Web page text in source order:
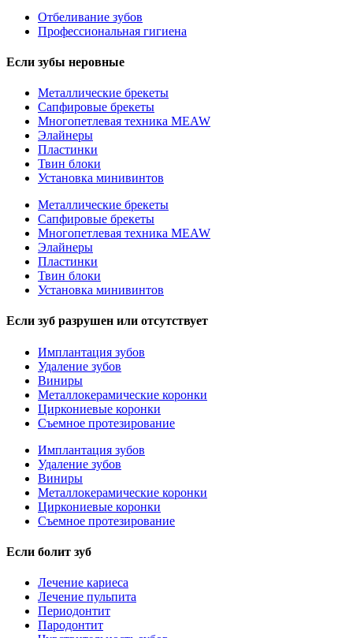
Отбеливание зубов
Профессиональная гигиена
Если зубы неровные
Металлические брекеты
Сапфировые брекеты
Многопетлевая техника MEAW
Элайнеры
Пластинки
Твин блоки
Установка минивинтов
Металлические брекеты
Сапфировые брекеты
Многопетлевая техника MEAW
Элайнеры
Пластинки
Твин блоки
Установка минивинтов
Если зуб разрушен или отсутствует
Имплантация зубов
Удаление зубов
Виниры
Металлокерамические коронки
Циркониевые коронки
Съемное протезирование
Имплантация зубов
Удаление зубов
Виниры
Металлокерамические коронки
Циркониевые коронки
Съемное протезирование
Если болит зуб
Лечение кариеса
Лечение пульпита
Периодонтит
Пародонтит